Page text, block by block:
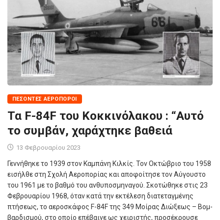
ΠΕΣΌΝΤΕΣ ΑΕΡΟΠΌΡΟΙ
Τα F-84F του Κοκκινόλακου : “Αυτό
το συμβάν, χαράχτηκε βαθειά
13 Φεβρουαρίου 2023
Γεννήθηκε το 1939 στον Καμπάνη Κιλκίς. Τον Οκτώβριο του 1958
εισήλθε στη Σχολή Αεροπορίας και αποφοίτησε τον Αύγουστο
του 1961 με το βαθμό του ανθυποσμηναγού. Σκοτώθηκε στις 23
Φεβρουαρίου 1968, όταν κατά την εκτέλεση διατεταγμένης
πτήσεως, το αεροσκάφος F-84F της 349 Μοίρας Διώξεως – Βομ­
βαρδισμού, στο οποίο επέβαινε ως χειριστής, προσέκρουσε